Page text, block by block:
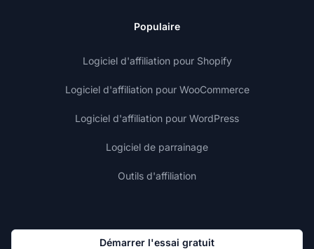
Populaire
Logiciel d'affiliation pour Shopify
Logiciel d'affiliation pour WooCommerce
Logiciel d'affiliation pour WordPress
Logiciel de parrainage
Outils d'affiliation
Démarrer l'essai gratuit